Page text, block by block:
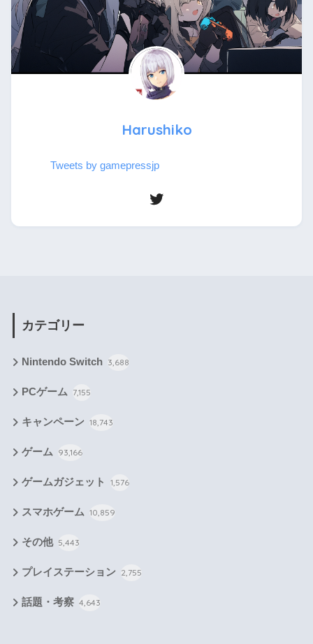
Harushiko
Tweets by gamepressjp
カテゴリー
Nintendo Switch 3,688
PCゲーム 7,155
キャンペーン 18,743
ゲーム 93,166
ゲームガジェット 1,576
スマホゲーム 10,859
その他 5,443
プレイステーション 2,755
話題・考察 4,643